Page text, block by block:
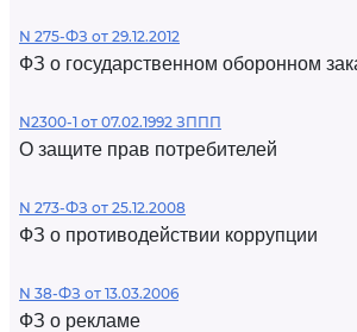
N 275-ФЗ от 29.12.2012
ФЗ о государственном оборонном
N2300-1 от 07.02.1992 ЗППП
О защите прав потребителей
N 273-ФЗ от 25.12.2008
ФЗ о противодействии коррупции
N 38-ФЗ от 13.03.2006
ФЗ о рекламе